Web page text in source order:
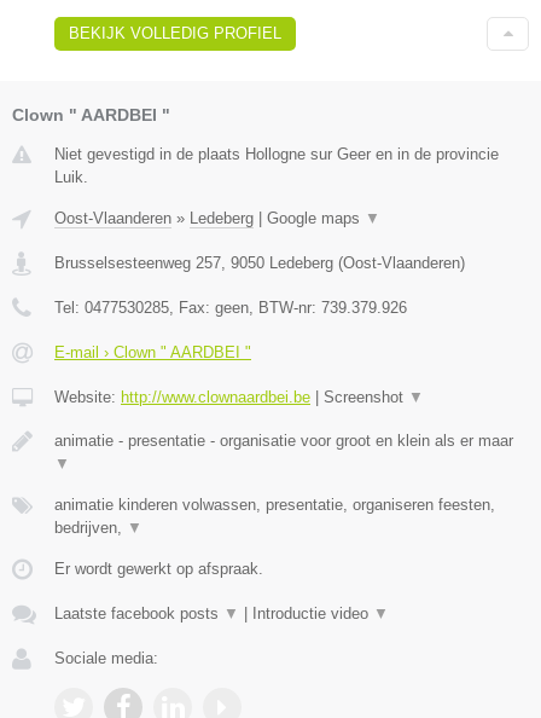
BEKIJK VOLLEDIG PROFIEL
Clown " AARDBEI "
Niet gevestigd in de plaats Hollogne sur Geer en in de provincie
Luik.
Oost-Vlaanderen » Ledeberg Google maps ▼
Brusselsesteenweg 257, 9050 Ledeberg (Oost-Vlaanderen)
Tel: 0477530285, Fax: geen, BTW-nr: 739.379.926
E-mail › Clown " AARDBEI "
Website: http://www.clownaardbei.be Screenshot ▼
animatie - presentatie - organisatie voor groot en klein als er maar
▼
animatie kinderen volwassen, presentatie, organiseren feesten,
bedrijven, ▼
Er wordt gewerkt op afspraak.
Laatste facebook posts ▼ Introductie video ▼
Sociale media: